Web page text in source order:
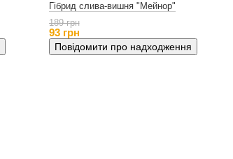
Гібрид слива-вишня "Мейнор"
189 грн
93 грн
Повідомити про надходження